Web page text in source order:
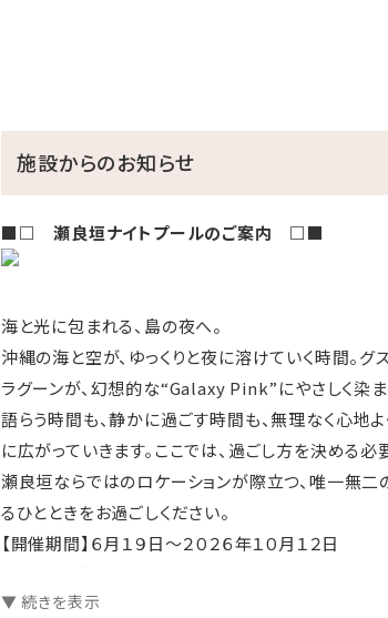
施設からのお知らせ
■□ 瀬良垣ナイトプール​のご案内 □■
海と光に包まれる、島の夜へ。
沖縄の海と空が、ゆっくりと夜に溶けていく時間。
ラグーンが、幻想的な“Galaxy Pink”にやさしく染
語らう時間も、静かに過ごす時間も、無理なく心地
に広がっていきます。ここでは、過ごし方を決める
瀬良垣ならではのロケーションが際立つ、唯一無二
るひとときをお過ごしください。
【開催期間】６月１９日～２０２６年１０月１２日
【ナイトプール エリア】ザ ・ ア イ ラ ン ド グ ス ク プ
▼ 続きを表示